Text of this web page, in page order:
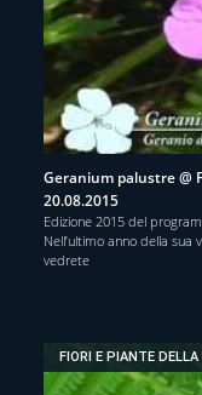
Geranium palustre @
20.08.2015
Edizione 2015 del
Nell’ultimo anno della
vedrete
FIORI E PIANTE